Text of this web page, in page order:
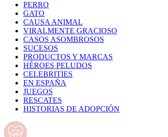
PERRO
GATO
CAUSA ANIMAL
VIRALMENTE GRACIOSO
CASOS ASOMBROSOS
SUCESOS
PRODUCTOS Y MARCAS
HÉROES PELUDOS
CELEBRITIES
EN ESPAÑA
JUEGOS
RESCATES
HISTORIAS DE ADOPCIÓN